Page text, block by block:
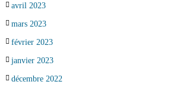
avril 2023
mars 2023
février 2023
janvier 2023
décembre 2022